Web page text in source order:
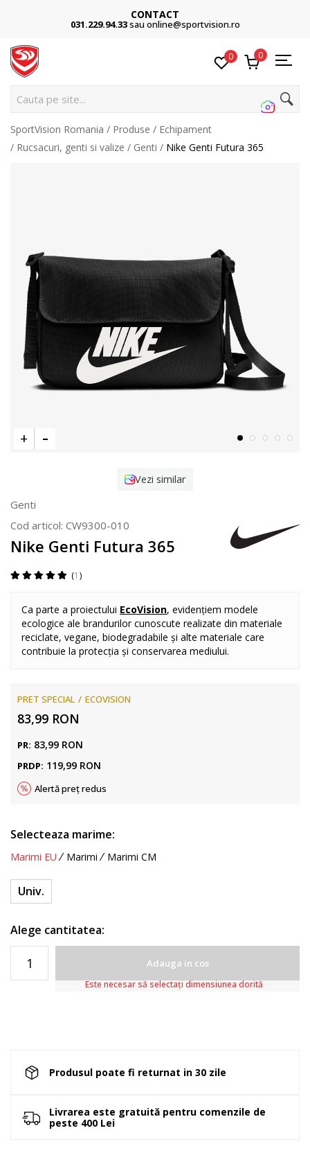
CONTACT
031.229.94.33sau online@sportvision.ro
0 0
C
SportVision Romania Produse
Echipament
Rucsacuri, genti si valize
Genti Nike Genti Futura 365
Vezi similar
Genti
Cod articol: CW9300-010
Nike Genti Futura 365
1
Ca parte a proiectului EcoVision, evidențiem modele
ecologice ale brandurilor cunoscute realizate din materiale
reciclate, vegane, biodegradabile și alte materiale care
contribuie la protecția și conservarea mediului.
PRET SPECIAL ECOVISION
83,99 RON
PR: 83,99 RON
PRDP: 119,99 RON
Alertă preț redus
Selecteaza marime:
Marimi EU Marimi Marimi CM
Univ.
Alege cantitatea:
Adauga in cos
Este necesar să selectați dimensiunea dorită
Produsul poate fi returnat in 30 zile
Livrarea este gratuită pentru comenzile de
peste 400 Lei